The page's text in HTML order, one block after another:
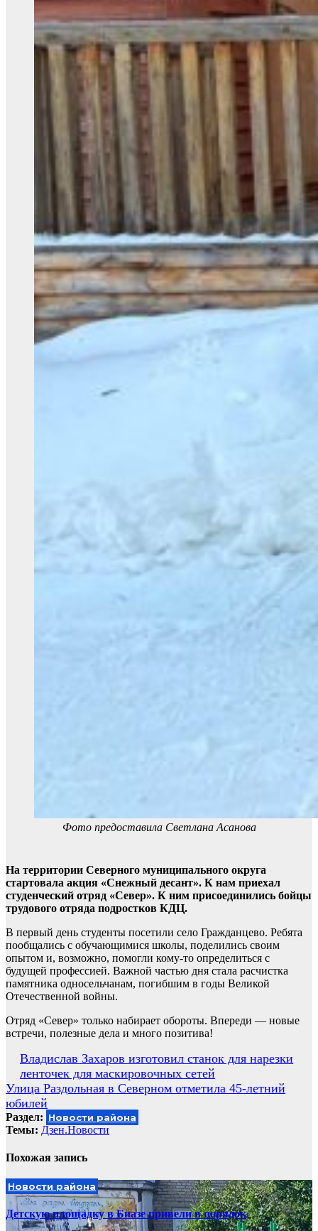
Фото предоставила Светлана Асанова
На территории Северного муниципального округа
стартовала акция «Снежный десант». К нам приехал
студенческий отряд «Север». К ним присоединились бойцы
трудового отряда подростков КДЦ.
В первый день студенты посетили село Гражданцево. Ребята
пообщались с обучающимися школы, поделились своим
опытом и, возможно, помогли кому-то определиться с
будущей профессией. Важной частью дня стала расчистка
памятника односельчанам, погибшим в годы Великой
Отечественной войны.
Отряд «Север» только набирает обороты. Впереди — новые
встречи, полезные дела и много позитива!
Навигация
по
записям
Владислав Захаров изготовил станок для нарезки
ленточек для маскировочных сетей
Улица Раздольная в Северном отметила 45-летний
юбилей
Раздел: Новости района
Темы: Дзен.Новости
Похожая запись
Новости района
Детскую площадку в Биазе привели в порядок